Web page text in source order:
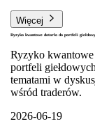
Więcej
Ryzyko kwantowe dotarło do portfeli
Ryzyko
portfeli
tematami w
wśród traderów.
2026-06-19